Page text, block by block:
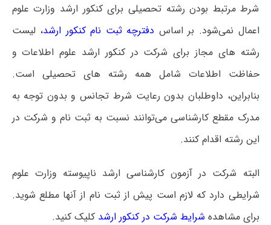
شرط مرتبط بودن رشته تحصیلی برای کنکور ارشد وزارت علوم
اعمال نمی‌شود. بر اساس دفترچه ثبت نام کنکور ارشد، لیست
رشته های مجاز برای شرکت در کنکور ارشد علوم اطلاعات و
حفاظت اطلاعات شامل همه رشته های تحصیلی است‌.
بنابراین، داوطلبان بدون رعایت شرط تجانس و بدون توجه به
مدرک مقطع کارشناسی می‌توانند نسبت به ثبت نام و شرکت در
این رشته اقدام کنند.
البته شرکت در آزمون کارشناسی ارشد ناپیوسته وزارت علوم
شرایطی دارد که لازم است پیش از ثبت نام از آنها مطلع شوید.
برای مشاهده شرایط شرکت در کنکور ارشد کلیک کنید.